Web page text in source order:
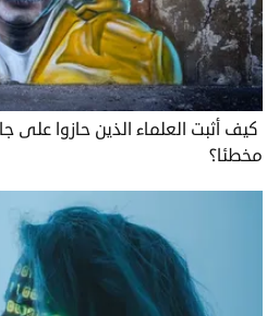
كيف أثبت العلماء الذين حازوا على
مخطئا؟